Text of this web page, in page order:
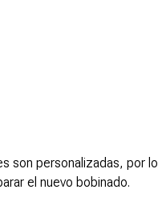
son personalizadas, por lo
el nuevo bobinado.